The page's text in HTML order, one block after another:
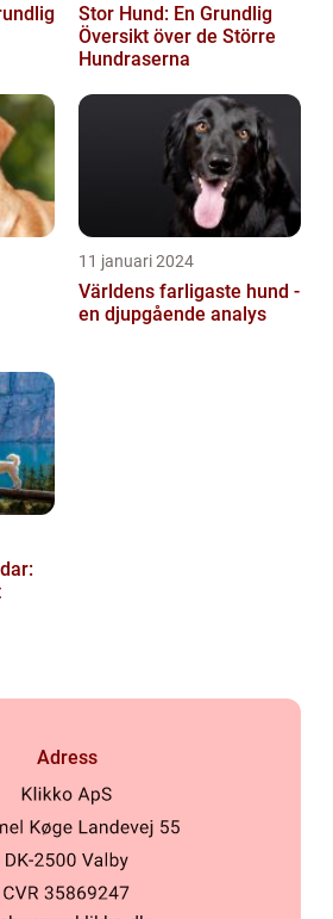
Stor Hund: En Grundlig
Översikt över de Större
Hundraserna
11 januari 2024
Världens farligaste hund -
en djupgående analys
Adress